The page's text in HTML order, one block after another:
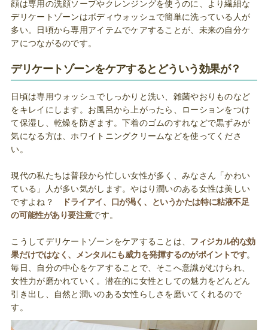
顔は専用の洗顔ソープやクレンジングを使うのに、より繊細な
デリケートゾーンはボディウォッシュで簡単に洗っている人が
多い。日頃から専用アイテムでケアすることが、未来の自分ケ
アにつながるのです。
デリケートゾーンをケアするとどういう効果が？
日頃は専用ウォッシュでしっかりと洗い、雑菌やおりものなど
をキレイにします。お風呂から上がったら、ローションをつけ
て保湿し、乾燥を防ぎます。下着のゴムのすれなどで黒ずみが
気になる方は、ホワイトニングクリームなどを使ってくださ
い。
現代の私たちは普段から忙しい女性が多く、みなさん「かわい
ている」人が多い気がします。やはり潤いのある女性は美しい
ですよね？
ドライアイ、口が渇く、というかたは特に粘液不足
の可能性があり要注意です。
こうしてデリケートゾーンをケアすることは、 フィジカル的な効
果だけではなく、メンタルにも威力を発揮するのがポイントです。
毎日、自分の中心をケアすることで、そこへ意識がむけられ、
女性力が磨かれていく。潜在的に女性としての魅力をどんどん
引き出し、自然と潤いのある女性らしさを磨いてくれるので
す。